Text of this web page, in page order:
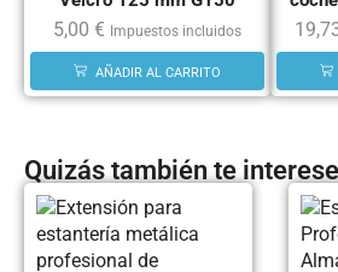
5,00 € Impuestos incluidos
AÑADIR AL CARRITO
Quizás también te interese